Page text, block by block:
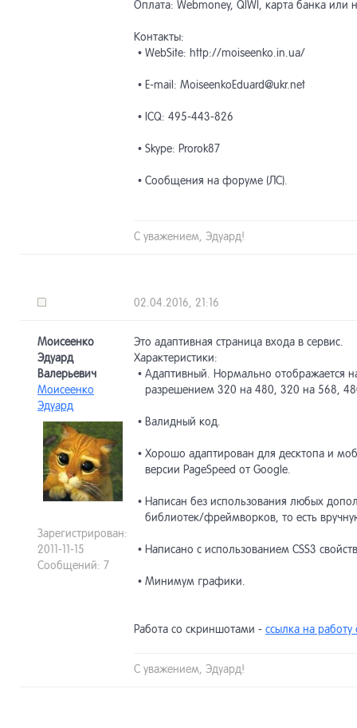
Оплата: Webmoney, QIWI, карта банка или
Контакты:
• WebSite: http://moiseenko.in.ua/
• E-mail: MoiseenkoEduard@ukr.net
• ICQ: 495-443-826
• Skype: Prorok87
• Сообщения на форуме (ЛС).
С уважением, Эдуард!
02.04.2016, 21:16
Моисеенко
Эдуард
Валерьевич
Моисеенко
Эдуард
Зарегистрирован:
2011-11-15
Сообщений: 7
Это адаптивная страница входа в сервис.
Характеристики:
• Адаптивный. Нормально отображается
разрешением 320 на 480, 320 на 568,
• Валидный код.
• Хорошо адаптирован для десктопа и
версии PageSpeed от Google.
• Написан без использования любых
библиотек/фреймворков, то есть
• Написано с использованием CSS3
• Минимум графики.
Работа со скриншотами - ссылка на
С уважением, Эдуард!